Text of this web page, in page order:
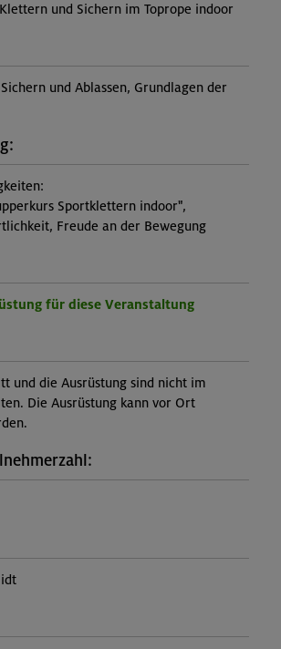
und Sichern im Toprope indoor
und Ablassen, Grundlagen der
Sportklettern indoor",
Freude an der Bewegung
für diese Veranstaltung
und die Ausrüstung sind nicht im
Die Ausrüstung kann vor Ort